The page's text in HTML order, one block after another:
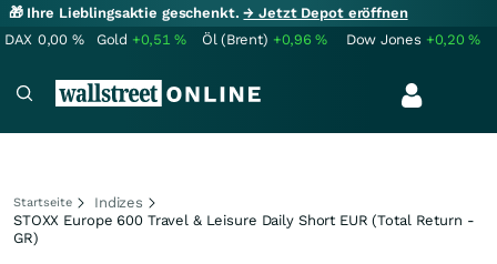
🎁 Ihre Lieblingsaktie geschenkt.→ Jetzt Depot eröffnen
DAX 0,00 % Gold +0,51% Öl (Brent) +0,96% Dow Jones +0,20%
Startseite
Indizes
STOXX Europe 600 Travel & Leisure Daily Short EUR (Total Return -
GR)